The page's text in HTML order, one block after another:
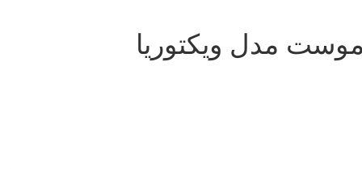
مدل ویکتوریا